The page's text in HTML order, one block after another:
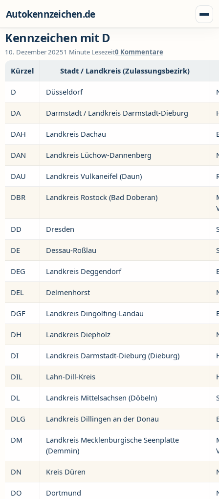
Autokennzeichen.de
Kennzeichen mit D
10. Dezember 20251 Minute Lesezeit0 Kommentare
Kürzel Stadt / Landkreis (Zulassungsbezirk)
D Düsseldorf
DA Darmstadt / Landkreis Darmstadt-Dieburg
DAH Landkreis Dachau
DAN Landkreis Lüchow-Dannenberg
DAU Landkreis Vulkaneifel (Daun)
DBR Landkreis Rostock (Bad Doberan)
DD Dresden
DE Dessau-Roßlau
DEG Landkreis Deggendorf
DEL Delmenhorst
DGF Landkreis Dingolfing-Landau
DH Landkreis Diepholz
DI Landkreis Darmstadt-Dieburg (Dieburg)
DIL Lahn-Dill-Kreis
DL Landkreis Mittelsachsen (Döbeln)
DLG Landkreis Dillingen an der Donau
DM
Landkreis Mecklenburgische Seenplatte
(Demmin)
DN Kreis Düren
DO Dortmund